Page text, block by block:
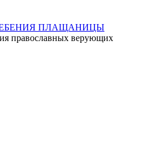
ПЛАЩАНИЦЫ
православных верующих